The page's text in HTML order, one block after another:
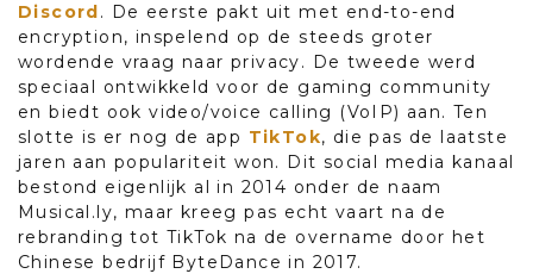
Discord. De eerste pakt uit met end-to-end
encryption, inspelend op de steeds groter
wordende vraag naar privacy. De tweede werd
speciaal ontwikkeld voor de gaming community
en biedt ook video/voice calling (VoIP) aan. Ten
slotte is er nog de app TikTok, die pas de laatste
jaren aan populariteit won. Dit social media kanaal
bestond eigenlijk al in 2014 onder de naam
Musical.ly, maar kreeg pas echt vaart na de
rebranding tot TikTok na de overname door het
Chinese bedrijf ByteDance in 2017.